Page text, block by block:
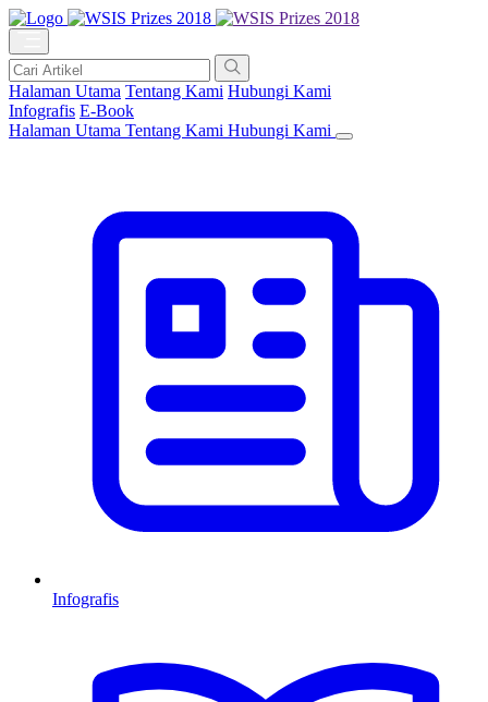
Halaman Utama Tentang Kami Hubungi Kami
Infografis E-Book
Halaman Utama Tentang Kami Hubungi Kami
Infografis